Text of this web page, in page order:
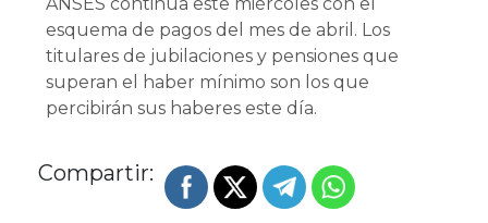
ANSES continúa este miércoles con el
esquema de pagos del mes de abril. Los
titulares de jubilaciones y pensiones que
superan el haber mínimo son los que
percibirán sus haberes este día.
Compartir: